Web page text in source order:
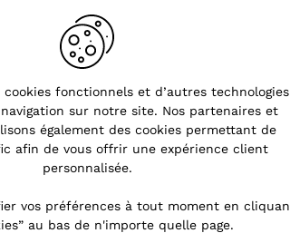
femme : l'indispensable
entre 2 saisons
mal aimé car considéré comme
le gilet avait fini tout au fond de
robe et nous ne pensions par le
un jour. Pourtant, depuis deux
de la scène et appar...
fonctionnels et d’autres technologies
sur notre site. Nos partenaires et
également des cookies permettant de
afin de vous offrir une expérience client
personnalisée.
vos préférences à tout moment en
au bas de n'importe quelle page.